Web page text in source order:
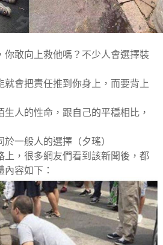
你敢向上救他嗎？不少人會選擇裝
就會把責任推到你身上，而要背上
人的性命，跟自己的平穩相比，
一般人的選擇（夕瑤）
上，很多網友們看到該新聞後，都
容如下：